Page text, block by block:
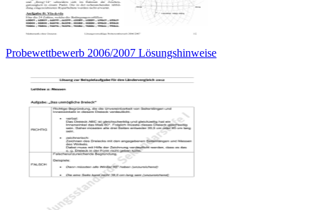
Probewettbewerb 2006/2007 Lösungshinweise